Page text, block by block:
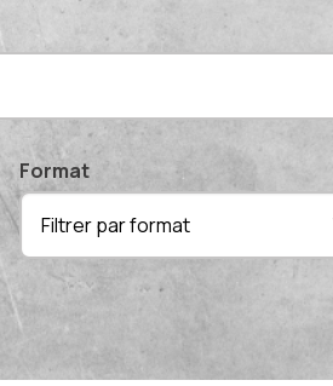
Format
Filtrer par format